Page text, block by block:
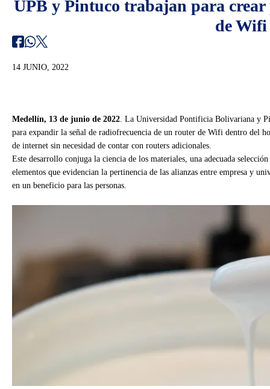
UPB y Pintuco trabajan para
de Wifi
14 JUNIO, 2022
Medellín, 13 de junio de 2022 . La Universidad Pontificia Bolivariana y
para expandir la señal de radiofrecuencia de un router de Wifi dentro del
de internet sin necesidad de contar con routers adicionales.
Este desarrollo conjuga la ciencia de los materiales, una adecuada
elementos que evidencian la pertinencia de las alianzas entre empresa y
en un beneficio para las personas.